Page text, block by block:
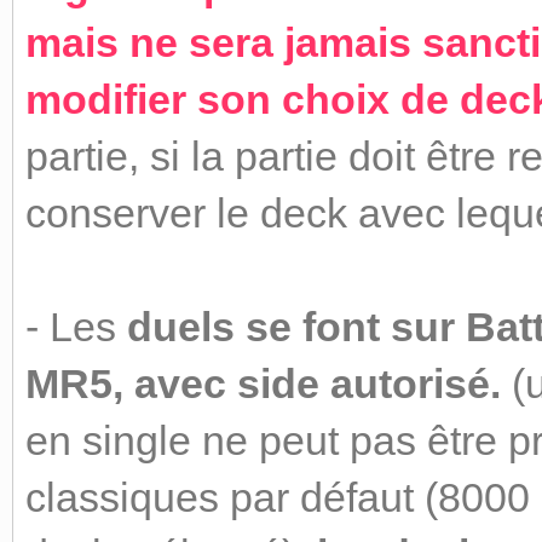
mais ne sera jamais
modifier son choix de
partie, si la partie doit être
conserver le deck avec
- Les duels se font sur
MR5, avec side autorisé.
en single ne peut pas être
classiques par défaut